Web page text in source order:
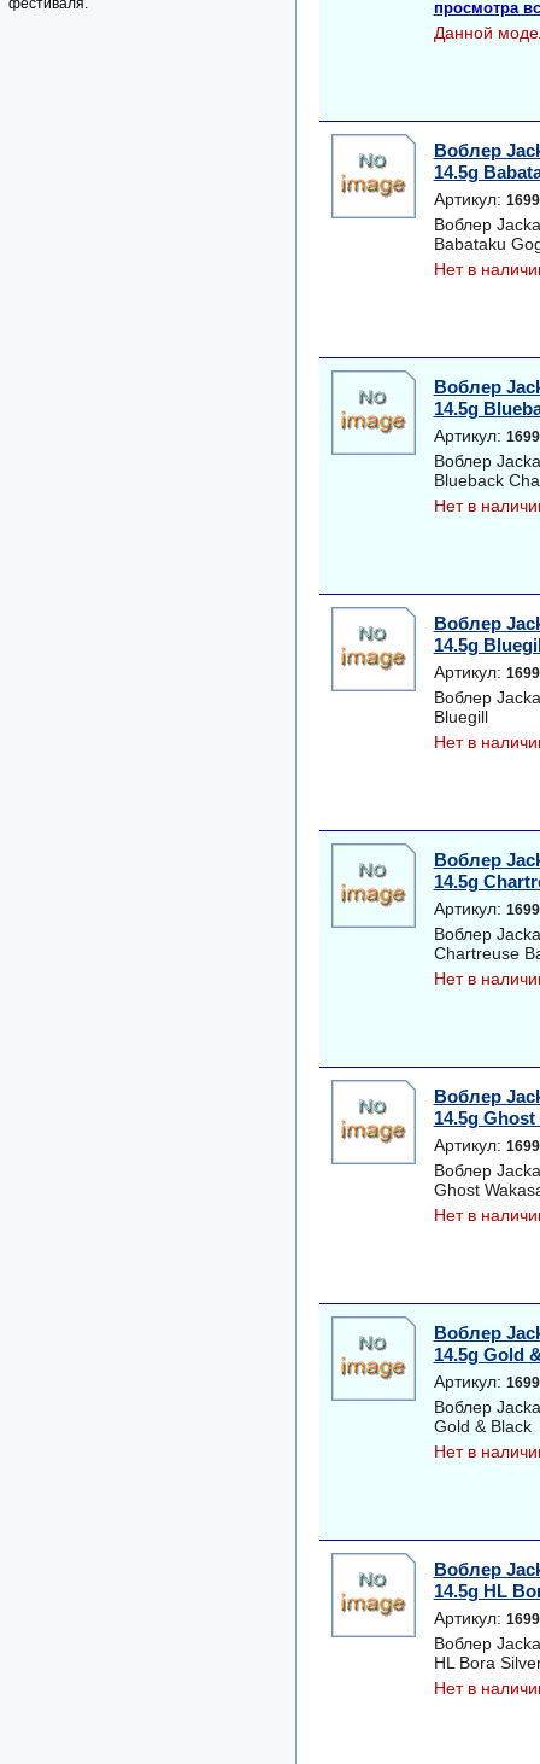
просмотра
Данной
Воблер
14.5g
Артикул:
Воблер
Babataku
Нет в
Воблер
14.5g
Артикул:
Воблер
Blueback
Нет в
Воблер
14.5g
Артикул:
Воблер
Bluegill
Нет в
Воблер
14.5g
Артикул:
Воблер
Chartreuse
Нет в
Воблер
14.5g Ghost
Артикул:
Воблер
Ghost
Нет в
Воблер
14.5g Gold
Артикул:
Воблер
Gold & Black
Нет в
Воблер
14.5g HL
Артикул:
Воблер
HL Bora
Нет в
фестиваля.